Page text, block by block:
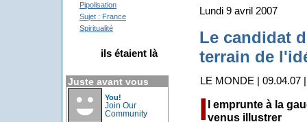
Pipolisation
Sujet : France
Spiritualité
ils étaient là
Juste avant vous
You!
Join Our
Community
Lundi 9 avril 2007
Le candidat
terrain de
LE MONDE | 09.04.07
l emprunte à la
venus illustrer